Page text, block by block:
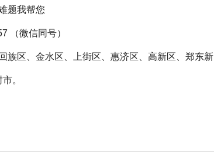
题我帮您
（微信同号）
族区、金水区、上街区、惠济区、高新区、郑东新
。